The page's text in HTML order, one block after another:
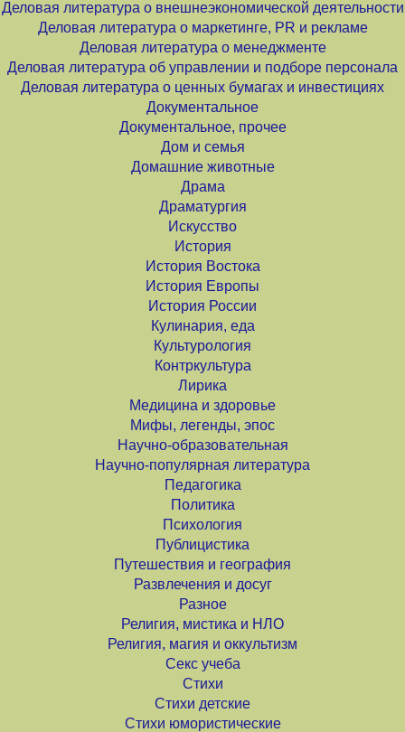
Деловая литература о внешнеэкономической деятельности
Деловая литература о маркетинге, PR и рекламе
Деловая литература о менеджменте
Деловая литература об управлении и подборе персонала
Деловая литература о ценных бумагах и инвестициях
Документальное
Документальное, прочее
Дом и семья
Домашние животные
Драма
Драматургия
Искусство
История
История Востока
История Европы
История России
Кулинария, еда
Культурология
Контркультура
Лирика
Медицина и здоровье
Мифы, легенды, эпос
Научно-образовательная
Научно-популярная литература
Педагогика
Политика
Психология
Публицистика
Путешествия и география
Развлечения и досуг
Разное
Религия, мистика и НЛО
Религия, магия и оккультизм
Секс учеба
Стихи
Стихи детские
Стихи юмористические